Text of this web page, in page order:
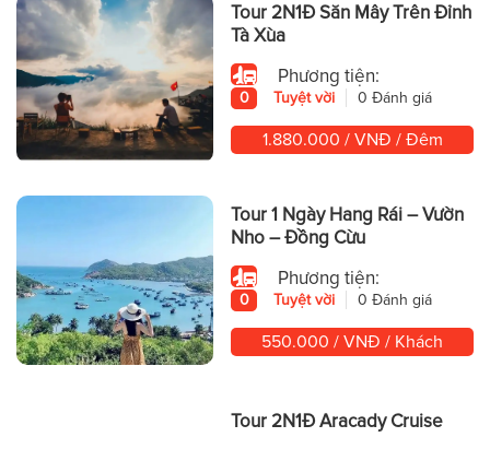
Tour 2N1Đ Săn Mây Trên Đỉnh
Tà Xùa
Phương tiện:
0 Tuyệt vời 0 Đánh giá
1.880.000 / VNĐ / Đêm
Tour 1 Ngày Hang Rái – Vườn
Nho – Đồng Cừu
Phương tiện:
0 Tuyệt vời 0 Đánh giá
550.000 / VNĐ / Khách
Tour 2N1Đ Aracady Cruise